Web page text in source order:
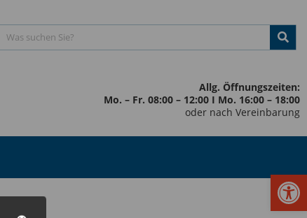
Allg. Öffnungszeiten:
Mo. – Fr. 08:00 – 12:00 I Mo. 16:00 – 18:00
oder nach Vereinbarung